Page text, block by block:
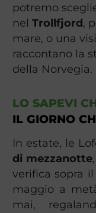
potremo
nel Trollfjord,
mare, o una
raccontano la
della Norvegia.
LO SAPEVI
IL GIORNO
In estate, le
di mezzanotte
verifica sopra
maggio a
mai,